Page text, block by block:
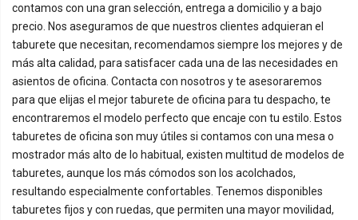
contamos con una gran selección, entrega a domicilio y a bajo
precio. Nos aseguramos de que nuestros clientes adquieran el
taburete que necesitan, recomendamos siempre los mejores y de
más alta calidad, para satisfacer cada una de las necesidades en
asientos de oficina. Contacta con nosotros y te asesoraremos
para que elijas el mejor taburete de oficina para tu despacho, te
encontraremos el modelo perfecto que encaje con tu estilo. Estos
taburetes de oficina son muy útiles si contamos con una mesa o
mostrador más alto de lo habitual, existen multitud de modelos de
taburetes, aunque los más cómodos son los acolchados,
resultando especialmente confortables. Tenemos disponibles
taburetes fijos y con ruedas, que permiten una mayor movilidad,